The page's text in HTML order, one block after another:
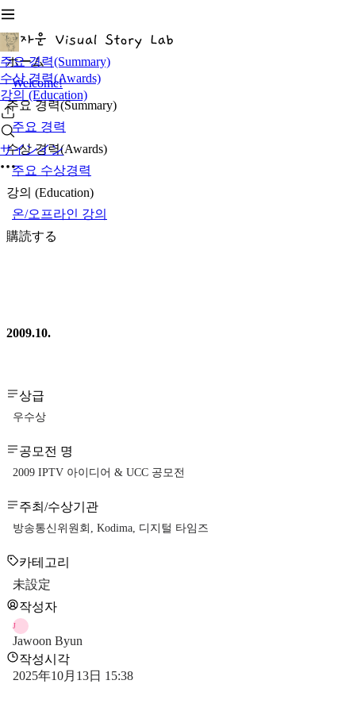
주요 경력(Summary)
수상 경력(Awards)
강의 (Education)
サインイン
ホーム
Welcome!
주요 경력(Summary)
주요 경력
수상 경력(Awards)
주요 수상경력
강의 (Education)
온/오프라인 강의
購読する
2009.10.
상급
우수상
공모전 명
2009 IPTV 아이디어 & UCC 공모전
주최/수상기관
방송통신위원회, Kodima, 디지털 타임즈
카테고리
未設定
작성자
J
Jawoon Byun
작성시각
2025年10月13日 15:38